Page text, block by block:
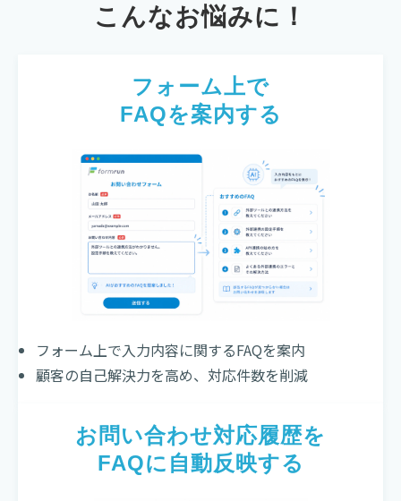
こんなお悩みに！
フォーム上で
FAQを案内する
フォーム上で入力内容に関するFAQを案内
顧客の自己解決力を高め、対応件数を削減
お問い合わせ対応履歴を
FAQに自動反映する